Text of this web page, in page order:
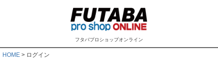
フタバプロショップオンライン
HOME ログイン